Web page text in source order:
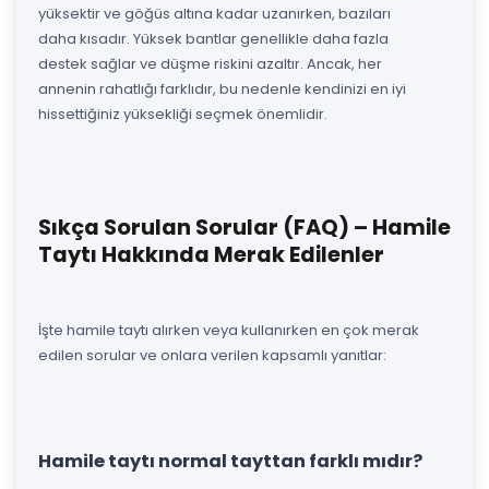
yüksektir ve göğüs altına kadar uzanırken, bazıları
daha kısadır. Yüksek bantlar genellikle daha fazla
destek sağlar ve düşme riskini azaltır. Ancak, her
annenin rahatlığı farklıdır, bu nedenle kendinizi en iyi
hissettiğiniz yüksekliği seçmek önemlidir.
Sıkça Sorulan Sorular (FAQ) – Hamile
Taytı Hakkında Merak Edilenler
İşte hamile taytı alırken veya kullanırken en çok merak
edilen sorular ve onlara verilen kapsamlı yanıtlar:
Hamile taytı normal tayttan farklı mıdır?